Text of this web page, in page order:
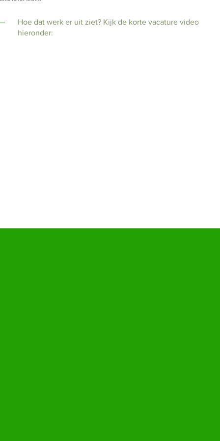
Hoe dat werk er uit ziet? Kijk de korte vacature video
hieronder: